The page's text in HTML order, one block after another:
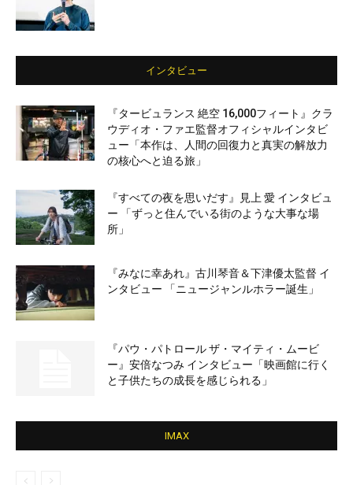
インタビュー
『タービュランス 絶空 16,000フィート』クラ
ウディオ・ファエ監督オフィシャルインタビ
ュー「本作は、人間の回復力と真実の解放力
の核心へと迫る旅」
『すべての夜を思いだす』見上 愛 インタビュ
ー 「ずっと住んでいる街のような大事な場
所」
『みなに幸あれ』古川琴音＆下津優太監督 イ
ンタビュー 「ニュージャンルホラー誕生」
『パウ・パトロール ザ・マイティ・ムービ
ー』安倍なつみ インタビュー「映画館に行く
と子供たちの成長を感じられる」
IMAX